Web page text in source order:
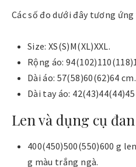
Các số đo dưới đây tương
Size: XS(S)M(XL)XXL.
Rộng áo:
Dài áo: 57(58)60(62)64 cm.
Dài tay áo:
Len và dụng cụ đan
400(450)500(550)600 g
g màu trắng ngà.